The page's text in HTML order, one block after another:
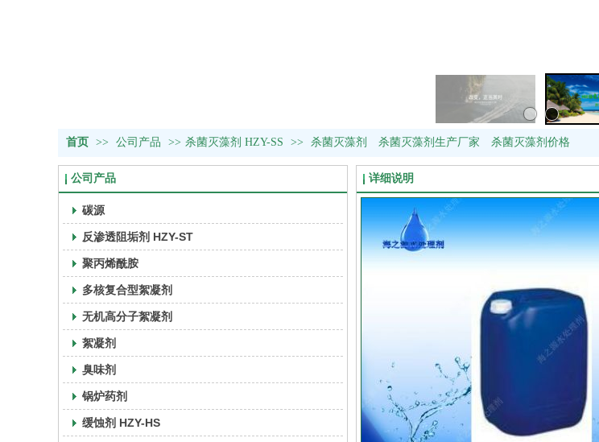
首页 >> 公司产品 >> 杀菌灭藻剂 HZY-SS >> 杀菌灭藻剂 杀菌灭藻剂生产厂家 杀菌灭藻剂价格
公司产品
碳源
反渗透阻垢剂 HZY-ST
聚丙烯酰胺
多核复合型絮凝剂
无机高分子絮凝剂
絮凝剂
臭味剂
锅炉药剂
缓蚀剂 HZY-HS
详细说明